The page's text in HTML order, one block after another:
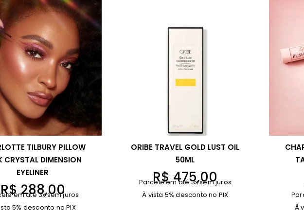
TILBURY PILLOW
CRYSTAL DIMENSION
EYELINER
R$288,00
em até 3x sem juros
5% desconto no PIX
ORIBE TRAVEL GOLD LUST OIL
50ML
R$475,00
Parcele em até 3x sem juros
À vista 5% desconto no PIX
À